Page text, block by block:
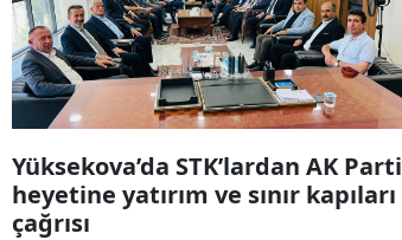
Yüksekova’da STK’lardan AK Parti
heyetine yatırım ve sınır kapıları
çağrısı